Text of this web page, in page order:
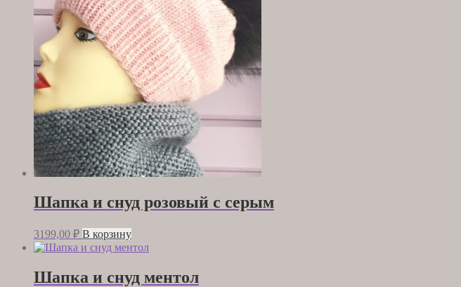
Шапка и снуд розовый с серым
3199,00 ₽ В корзину
Шапка и снуд ментол